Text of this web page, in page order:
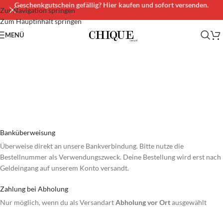
Zur Navigation springen
Zum Hauptinhalt springen
Geschenkgutschein gefällig? Hier kaufen und sofort versenden.
MENÜ
Banküberweisung
Überweise direkt an unsere Bankverbindung. Bitte nutze die
Bestellnummer als Verwendungszweck. Deine Bestellung wird erst nach
Geldeingang auf unserem Konto versandt.
Zahlung bei Abholung
Nur möglich, wenn du als VersandartAbholung vor Ortausgewählt